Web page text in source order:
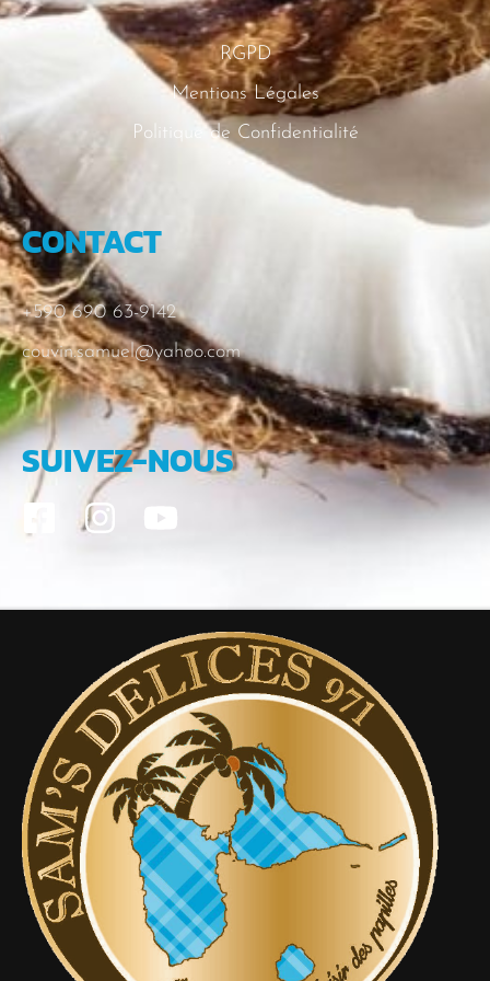
RGPD
Mentions Légales
Politique de Confidentialité
CONTACT
+590 690 63-9142
couvin.samuel@yahoo.com
SUIVEZ-NOUS